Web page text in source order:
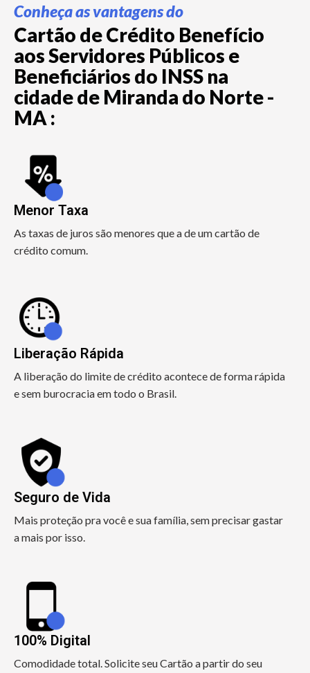
Conheça as vantagens do
Cartão de Crédito Benefício
aos Servidores Públicos e
Beneficiários do INSS na
cidade de Miranda do Norte -
MA :
Menor Taxa
As taxas de juros são menores que a de um cartão de
crédito comum.
Liberação Rápida
A liberação do limite de crédito acontece de forma rápida
e sem burocracia em todo o Brasil.
Seguro de Vida
Mais proteção pra você e sua família, sem precisar gastar
a mais por isso.
100% Digital
Comodidade total. Solicite seu Cartão a partir do seu